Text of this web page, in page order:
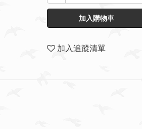
加入購物車
加入追蹤清單